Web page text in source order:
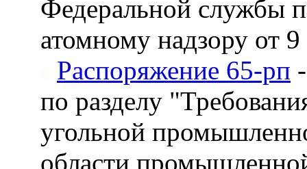
Федеральной службы
атомному надзору от
Распоряжение 65-рп
по разделу
угольной
области